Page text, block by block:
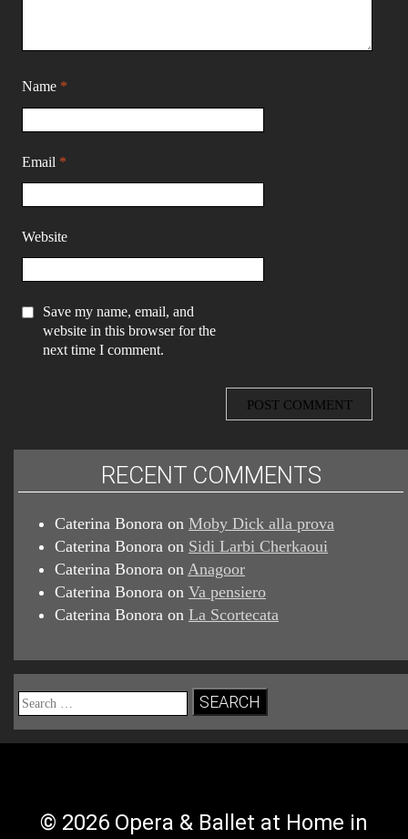
Name *
Email *
Website
Save my name, email, and
website in this browser for the
next time I comment.
RECENT COMMENTS
Caterina Bonora on Moby Dick alla prova
Caterina Bonora on Sidi Larbi Cherkaoui
Caterina Bonora on Anagoor
Caterina Bonora on Va pensiero
Caterina Bonora on La Scortecata
Search
for:
© 2026 Opera & Ballet at Home in